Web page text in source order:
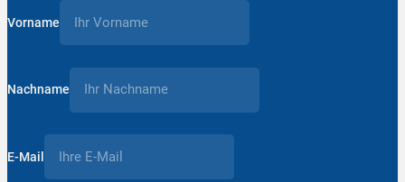
Vorname
Nachname
E-Mail